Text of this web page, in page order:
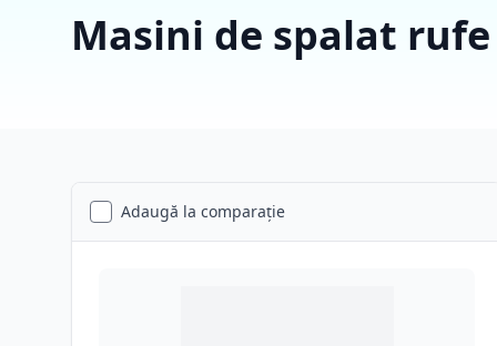
Masini de spalat rufe
Adaugă la comparație